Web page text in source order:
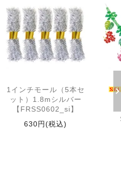
1インチモール（5本セ
ット）1.8mシルバー
【FRSS0602_si】
630円(税込)